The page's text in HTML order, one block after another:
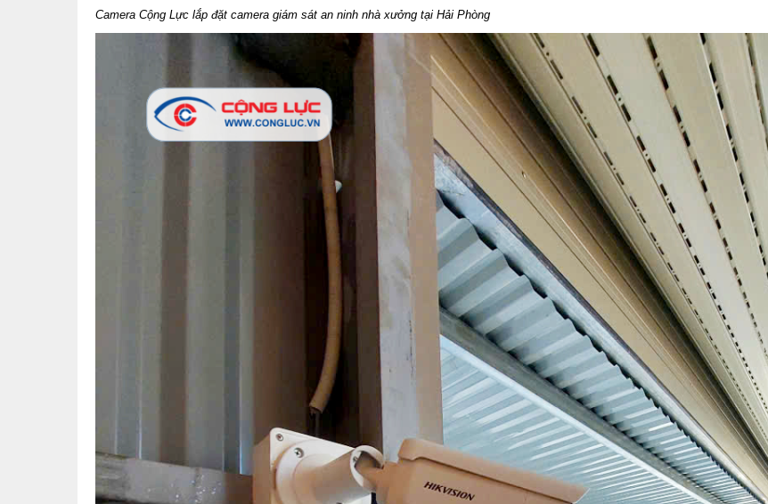
Camera Cộng Lực lắp đặt camera giám sát an ninh nhà xưởng tại Hải Phòng